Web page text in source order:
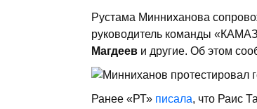
Рустама Минниханова
руководитель команды
Магдеев и другие. Об этом
Ранее «РТ» писала, что Раис